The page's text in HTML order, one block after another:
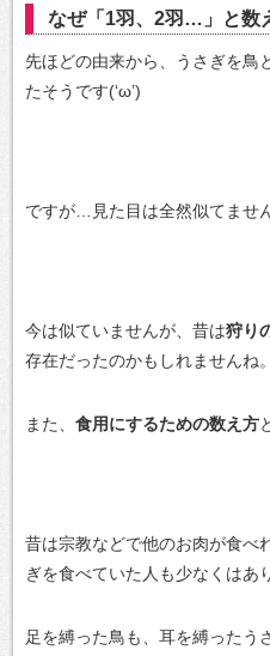
なぜ「1羽、2羽…」と数
先ほどの由来から、うさぎを鳥
たそうです(‘ω’)
ですが…見た目は全然似てませ
今は似ていませんが、昔は狩り
存在だったのかもしれませんね。
また、 食用にするための数え方
昔は宗教などで他のお肉が食べ
ぎを食べていた人も少なくはあ
足を縛った鳥も、耳を縛ったう